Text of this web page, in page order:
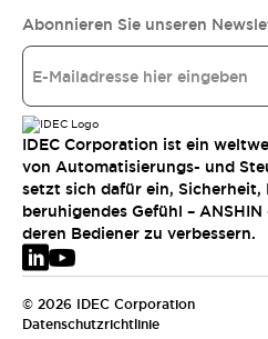
Abonnieren Sie unseren
IDEC Corporation ist ein
von Automatisierungs- und
setzt sich dafür ein, Sicherheit,
beruhigendes Gefühl –
deren Bediener zu verbessern.
© 2026 IDEC Corporation
Datenschutzrichtlinie